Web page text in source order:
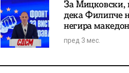
За Мицковски,
дека Филипче
негира
пред 3 мес.